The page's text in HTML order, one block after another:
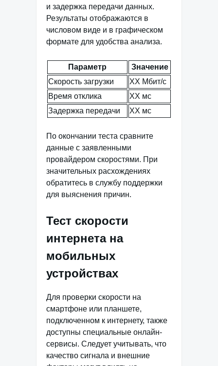
и задержка передачи данных.
Результаты отображаются в
числовом виде и в графическом
формате для удобства анализа.
Параметр
Значение
Скорость загрузки
XX Мбит/с
Время отклика
XX мс
Задержка передачи
XX мс
По окончании теста сравните
данные с заявленными
провайдером скоростями. При
значительных расхождениях
обратитесь в службу поддержки
для выяснения причин.
Тест скорости
интернета на
мобильных
устройствах
Для проверки скорости на
смартфоне или планшете,
подключенном к интернету, также
доступны специальные онлайн-
сервисы. Следует учитывать, что
качество сигнала и внешние